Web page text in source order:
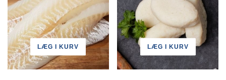
LÆG I KURV LÆG I KURV